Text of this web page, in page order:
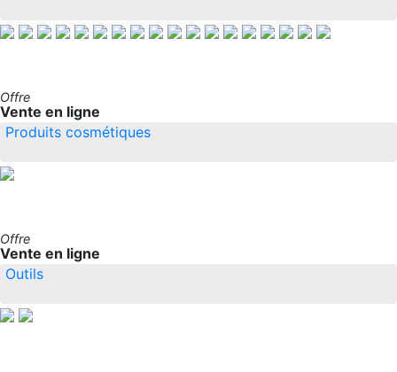
Offre
Vente en ligne
Produits cosmétiques
Offre
Vente en ligne
Outils